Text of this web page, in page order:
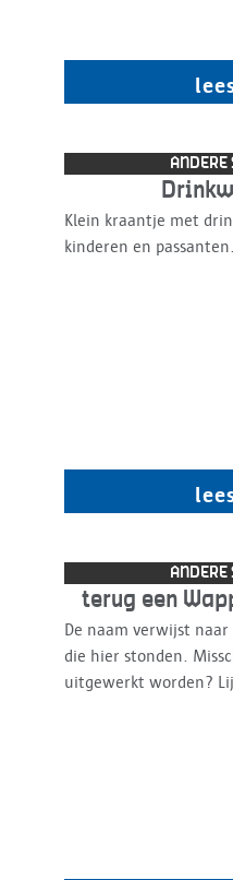
ANDERE
Klein kraantje met
kinderen en passanten.
ANDERE
terug een
De naam verwijst
die hier stonden.
uitgewerkt worden?